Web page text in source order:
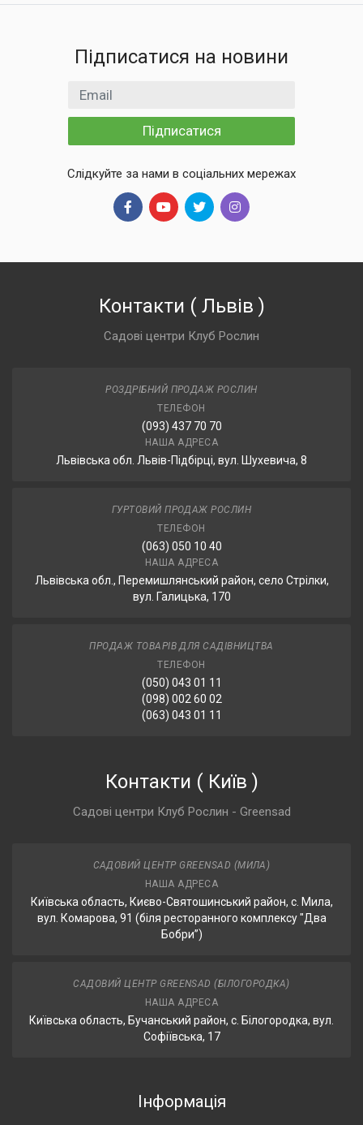
Підписатися на новини
Email
Підписатися
Слідкуйте за нами в соціальних мережах
Контакти ( Львів )
Садові центри Клуб Рослин
РОЗДРІБНИЙ ПРОДАЖ РОСЛИН
ТЕЛЕФОН
(093) 437 70 70
НАША АДРЕСА
Львівська обл. Львів-Підбірці, вул. Шухевича, 8
ГУРТОВИЙ ПРОДАЖ РОСЛИН
ТЕЛЕФОН
(063) 050 10 40
НАША АДРЕСА
Львівська обл., Перемишлянський район, село Стрілки,
вул. Галицька, 170
ПРОДАЖ ТОВАРІВ ДЛЯ САДІВНИЦТВА
ТЕЛЕФОН
(050) 043 01 11
(098) 002 60 02
(063) 043 01 11
Контакти ( Київ )
Садові центри Клуб Рослин - Greensad
САДОВИЙ ЦЕНТР GREENSAD (МИЛА)
НАША АДРЕСА
Київська область, Києво-Святошинський район, с. Мила,
вул. Комарова, 91 (біля ресторанного комплексу "Два
Бобри”)
САДОВИЙ ЦЕНТР GREENSAD (БІЛОГОРОДКА)
НАША АДРЕСА
Київська область, Бучанський район, с. Білогородка, вул.
Софіївська, 17
Інформація